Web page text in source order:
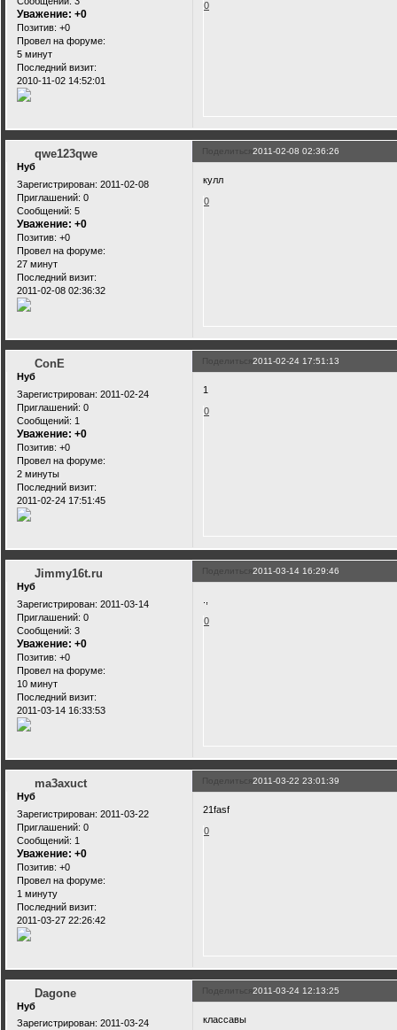
Уважение: +0
Позитив: +0
Провел на форуме:
5 минут
Последний визит:
2010-11-02 14:52:01
0
Поделиться2011-02-08 02:36:26
qwe123qwe
Нуб
Зарегистрирован: 2011-02-08
Приглашений: 0
Сообщений: 5
Уважение: +0
Позитив: +0
Провел на форуме:
27 минут
Последний визит:
2011-02-08 02:36:32
кулл
0
Поделиться2011-02-24 17:51:13
ConE
Нуб
Зарегистрирован: 2011-02-24
Приглашений: 0
Сообщений: 1
Уважение: +0
Позитив: +0
Провел на форуме:
2 минуты
Последний визит:
2011-02-24 17:51:45
1
0
Поделиться2011-03-14 16:29:46
Jimmy16t.ru
Нуб
Зарегистрирован: 2011-03-14
Приглашений: 0
Сообщений: 3
Уважение: +0
Позитив: +0
Провел на форуме:
10 минут
Последний визит:
2011-03-14 16:33:53
0
Поделиться2011-03-22 23:01:39
ma3axuct
Нуб
Зарегистрирован: 2011-03-22
Приглашений: 0
Сообщений: 1
Уважение: +0
Позитив: +0
Провел на форуме:
1 минуту
Последний визит:
2011-03-27 22:26:42
21fasf
0
Поделиться2011-03-24 12:13:25
Dagone
Нуб
Зарегистрирован: 2011-03-24
классавы